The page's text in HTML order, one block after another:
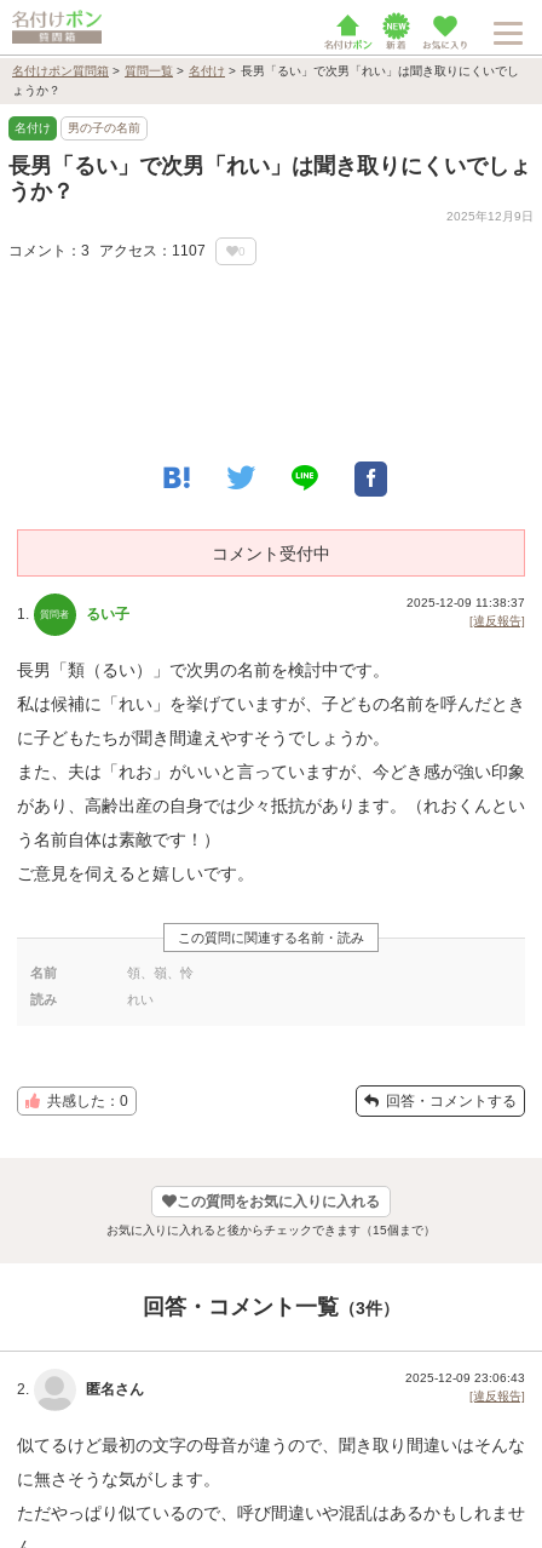
名付けポン質問箱 > 質問一覧 > 名付け > 長男「るい」で次男「れい」は聞き取りにくいでし
ょうか？
名付け 男の子の名前
長男「るい」で次男「れい」は聞き取りにくいでしょ
うか？
2025年12月9日
コメント：3 アクセス：1107 0
コメント受付中
1. るい子
2025-12-09 11:38:37
[違反報告]
長男「類（るい）」で次男の名前を検討中です。
私は候補に「れい」を挙げていますが、子どもの名前を呼んだとき
に子どもたちが聞き間違えやすそうでしょうか。
また、夫は「れお」がいいと言っていますが、今どき感が強い印象
があり、高齢出産の自身では少々抵抗があります。（れおくんとい
う名前自体は素敵です！）
ご意見を伺えると嬉しいです。
この質問に関連する名前・読み
名前
領、嶺、怜
読み
れい
共感した：0 回答・コメントする
この質問をお気に入りに入れる
お気に入りに入れると後からチェックできます（15個まで）
回答・コメント一覧 （3件）
2. 匿名さん
2025-12-09 23:06:43
[違反報告]
似てるけど最初の文字の母音が違うので、聞き取り間違いはそんな
に無さそうな気がします。
ただやっぱり似ているので、呼び間違いや混乱はあるかもしれませ